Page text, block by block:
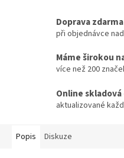
Doprava zdarma
při objednávce
Máme širokou
více než 200
Online
aktualizované
Popis Diskuze